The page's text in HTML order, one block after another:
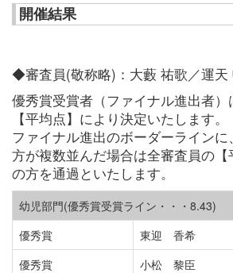
開催結果
◆審査員(敬称略)：大藪 祐歌／運天
優秀賞受賞者（ファイナル進出者
【平均点】により決定いたします。
ファイナル進出のボーダーライン
方が複数並んだ場合は全審査員の
の方を通過といたします。
幼児部門(優秀賞受賞ライン・・・8.43)
優秀賞
東迎 香希
優秀賞
小松 黎臣